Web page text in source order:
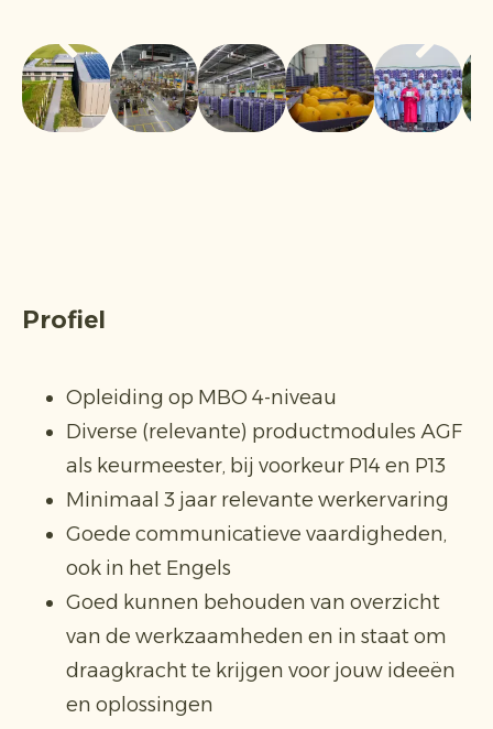
Profiel
Opleiding op MBO 4-niveau
Diverse (relevante) productmodules AGF
als keurmeester, bij voorkeur P14 en P13
Minimaal 3 jaar relevante werkervaring
Goede communicatieve vaardigheden,
ook in het Engels
Goed kunnen behouden van overzicht
van de werkzaamheden en in staat om
draagkracht te krijgen voor jouw ideeën
en oplossingen